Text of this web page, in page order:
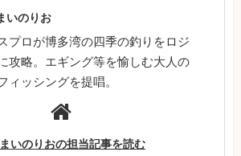
いのりお
プロが博多湾の四季の釣りをロジ
攻略。エギング等を愉しむ大人の
ィッシングを提唱。
いのりおの担当記事を読む